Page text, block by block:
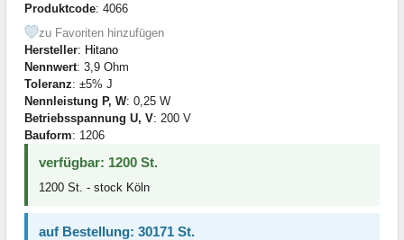
Produktcode: 4066
zu Favoriten hinzufügen
Hersteller: Hitano
Nennwert: 3,9 Ohm
Toleranz: ±5% J
Nennleistung P, W: 0,25 W
Betriebsspannung U, V: 200 V
Bauform: 1206
verfügbar: 1200 St.
1200 St. - stock Köln
auf Bestellung: 30171 St.